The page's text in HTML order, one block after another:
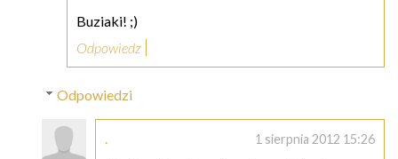
Buziaki! ;)
Odpowiedz
Odpowiedzi
. 1 sierpnia 2012 15:26